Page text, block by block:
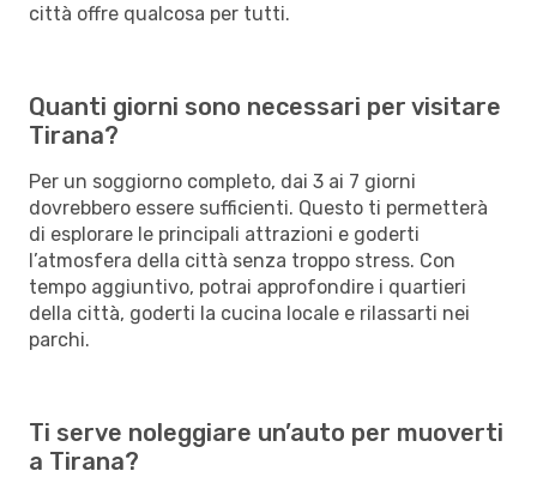
città offre qualcosa per tutti.
Quanti giorni sono necessari per visitare
Tirana?
Per un soggiorno completo, dai 3 ai 7 giorni
dovrebbero essere sufficienti. Questo ti permetterà
di esplorare le principali attrazioni e goderti
l’atmosfera della città senza troppo stress. Con
tempo aggiuntivo, potrai approfondire i quartieri
della città, goderti la cucina locale e rilassarti nei
parchi.
Ti serve noleggiare un’auto per muoverti
a Tirana?